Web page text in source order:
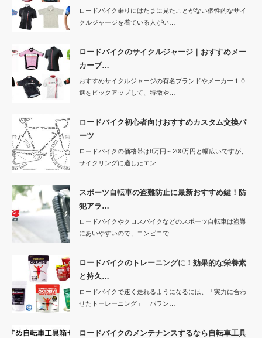
ロードバイク乗りにはたまに見たことがない個性的なサイ
クルジャージを着ている人がい…
ロードバイクのサイクルジャージ｜おすすめメー
カーブ…
おすすめサイクルジャージの有名ブランドやメーカー１０
選をピックアップして、特徴や…
ロードバイク初心者向けおすすめカスタム交換パ
ーツ
ロードバイクの価格帯は8万円～200万円と幅広いですが、
サイクリングに適したエン…
スポーツ自転車の盗難防止に最新おすすめ鍵！防
犯アラ…
ロードバイクやクロスバイクなどのスポーツ自転車は盗難
にあいやすいので、コンビニで…
ロードバイクのトレーニングに！効果的な栄養素
と持久…
ロードバイクで速く走れるようになるには、「実力に合わ
せたトーレーニング」「バラン…
ロードバイクのメンテナンスするなら自転車工具